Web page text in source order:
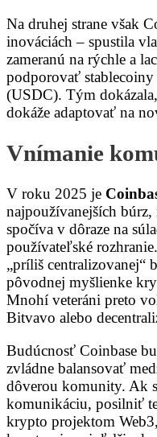
Na druhej strane však
inováciách – spustila
zameranú na rýchle a
podporovať
(USDC). Tým
dokáže adaptovať na
Vnímanie
V roku 2025 je
najpoužívanejších
spočíva v dôraze na
používateľské
„príliš centralizovanej“
pôvodnej myšlienke
Mnohí veteráni preto
Bitvavo alebo
Budúcnosť Coinbase
zvládne balansovať
dôverou komunity. Ak
komunikáciu, posilniť
krypto projektom